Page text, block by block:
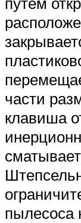
части
клавиша
пылесоса